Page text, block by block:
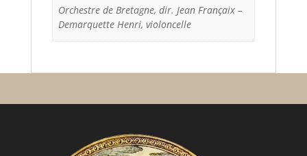
Orchestre de Bretagne, dir. Jean Françaix –
Demarquette Henri, violoncelle